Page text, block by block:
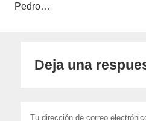
Pedro…
Deja una
Tu dirección de correo